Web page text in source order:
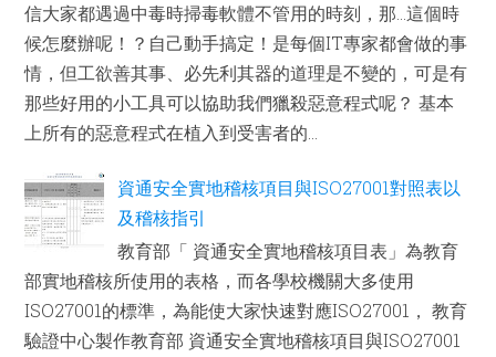
信大家都遇過中毒時掃毒軟體不管用的時刻，那...這個時
候怎麼辦呢！？自己動手搞定！是每個IT專家都會做的事
情，但工欲善其事、必先利其器的道理是不變的，可是有
那些好用的小工具可以協助我們獵殺惡意程式呢？ 基本
上所有的惡意程式在植入到受害者的...
資通安全實地稽核項目與ISO27001對照表以
及稽核指引
教育部「 資通安全實地稽核項目表」為教育
部實地稽核所使用的表格，而各學校機關大多使用
ISO27001的標準，為能使大家快速對應ISO27001， 教育
驗證中心製作教育部 資通安全實地稽核項目與ISO27001